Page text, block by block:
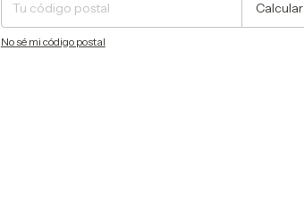
Calcular
No sé mi código postal